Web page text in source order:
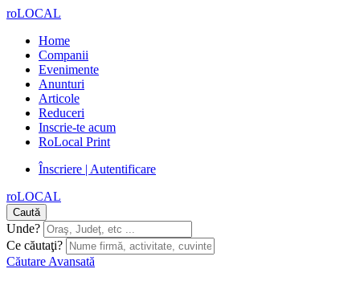
roLOCAL
Home
Companii
Evenimente
Anunturi
Articole
Reduceri
Inscrie-te acum
RoLocal Print
Înscriere | Autentificare
roLOCAL
Caută
Unde?
Ce căutaţi?
Căutare Avansată